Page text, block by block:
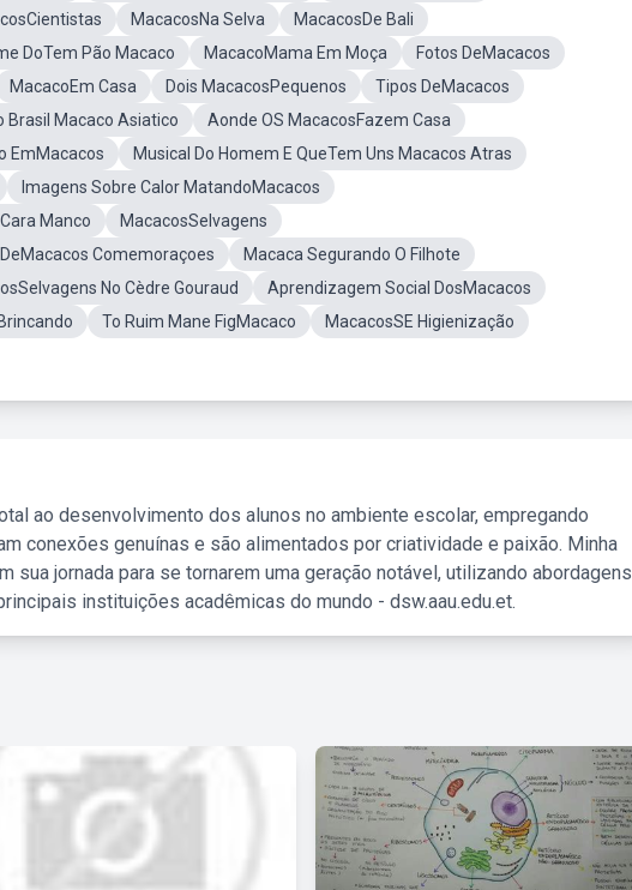
MacacosNa Selva
MacacosDe Bali
DoTem Pão Macaco MacacoMama Em Moça
Fotos DeMacacos
MacacoEm Casa Dois MacacosPequenos
Tipos DeMacacos
Brasil Macaco Asiatico
Aonde OS MacacosFazem Casa
EmMacacos
Musical Do Homem E QueTem Uns Macacos Atras
Imagens Sobre Calor MatandoMacacos
Manco
MacacosSelvagens
Comemoraçoes
Macaca Segurando O Filhote
No Cèdre Gouraud
Aprendizagem Social DosMacacos
To Ruim Mane FigMacaco
MacacosSE Higienização
ao desenvolvimento dos alunos no ambiente escolar, empregando
conexões genuínas e são alimentados por criatividade e paixão. Minha
sua jornada para se tornarem uma geração notável, utilizando abordagens
instituições acadêmicas do mundo - dsw.aau.edu.et.